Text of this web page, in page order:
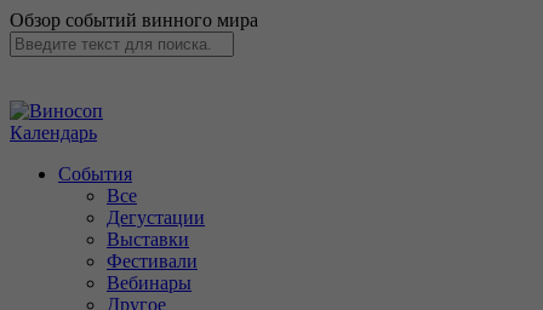
Обзор событий винного мира
Календарь
События
Все
Дегустации
Выставки
Фестивали
Вебинары
Другое